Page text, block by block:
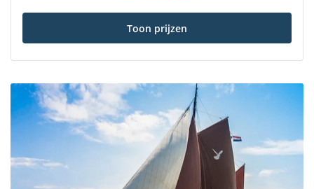
Toon prijzen